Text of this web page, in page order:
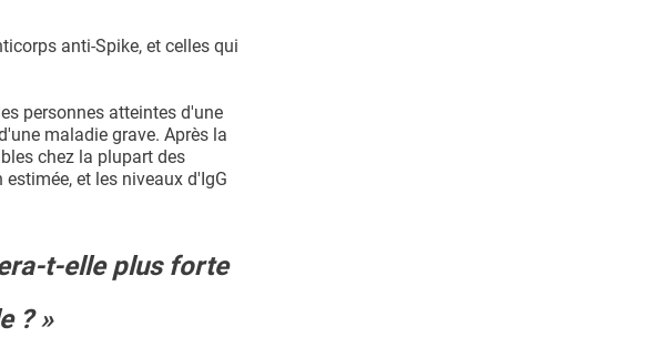
anti-Spike, et celles qui
personnes atteintes d'une
maladie grave. Après la
chez la plupart des
et les niveaux d'IgG
t-elle plus forte
? »